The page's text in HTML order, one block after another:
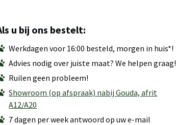
u bij ons bestelt:
Werkdagen voor 16:00 besteld, morgen in huis*!
Advies nodig over juiste maat? We helpen graag!
Ruilen geen probleem!
Showroom (op afspraak) nabij Gouda, afrit
A12/A20
7 dagen per week antwoord op uw e-mail